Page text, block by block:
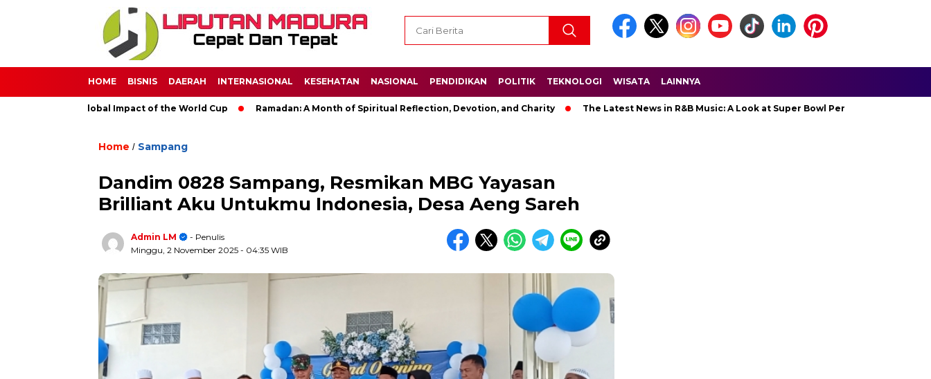
HOME BISNIS DAERAH INTERNASIONAL KESEHATAN NASIONAL PENDIDIKAN POLITIK TEKNOLOGI WISATA LAINNYA
The Global Impact of the World Cup Ramadan: A Month of Spiritual Reflection, Devotion, and Charity The Latest News in R&B Music: A Look at Super Bowl Performances, New Albums,
Home / Sampang
Dandim 0828 Sampang, Resmikan MBG Yayasan
Brilliant Aku Untukmu Indonesia, Desa Aeng Sareh
Admin LM
- Penulis
Minggu, 2 November 2025 - 04:35 WIB